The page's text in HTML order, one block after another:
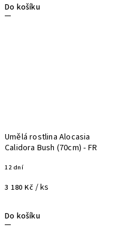
Do košíku
Umělá rostlina Alocasia
Calidora Bush (70cm) - FR
12 dní
3 180 Kč / ks
Do košíku